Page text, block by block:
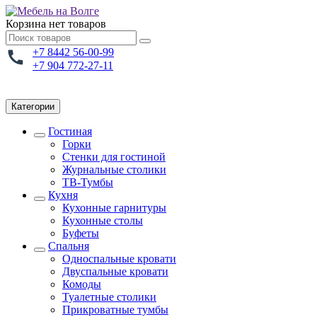
Корзина нет товаров
+7 8442 56-00-99
+7 904 772-27-11
Категории
Гостиная
Горки
Стенки для гостиной
Журнальные столики
TВ-Тумбы
Кухня
Кухонные гарнитуры
Кухонные столы
Буфеты
Спальня
Односпальные кровати
Двуспальные кровати
Комоды
Туалетные столики
Прикроватные тумбы